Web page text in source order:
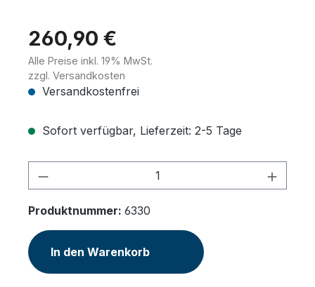
260,90 €
Alle Preise inkl. 19% MwSt.
zzgl. Versandkosten
Versandkostenfrei
Sofort verfügbar, Lieferzeit: 2-5 Tage
Produkt Anzahl: Gib den
Produktnummer: 6330
In den Warenkorb